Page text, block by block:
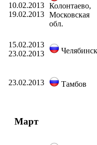
10.02.2013
19.02.2013
Колонтаево,
Московская
обл.
15.02.2013
23.02.2013
Челябинск
23.02.2013 Тамбов
Март